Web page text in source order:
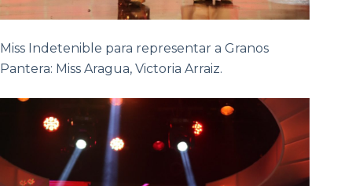
Miss Indetenible para representar a Granos
Pantera: Miss Aragua, Victoria Arraiz.